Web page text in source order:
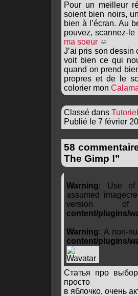
Pour un meilleur
soient bien noirs,
bien à l’écran. Au
pouvez, scannez-
ma soeur
J’ai pris son dessin
voit bien ce qui
quand on prend
propres et de le
colorier mon
Classé dans
Publié le 7 février
58
The Gimp !”
Warning: Use of
assumed
content/plugins/
Warning: A non-
content/plugins/
Статья про
просто
в яблочко, очень